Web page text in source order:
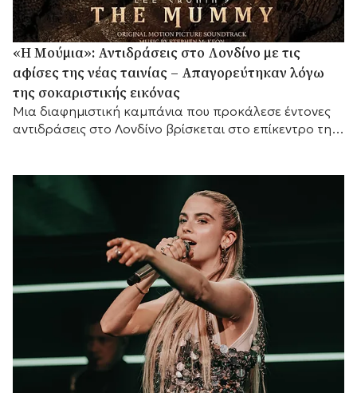
«Η Μούμια»: Αντιδράσεις στο Λονδίνο με τις
αφίσες της νέας ταινίας – Απαγορεύτηκαν λόγω
της σοκαριστικής εικόνας
Μια διαφημιστική καμπάνια που προκάλεσε έντονες
αντιδράσεις στο Λονδίνο βρίσκεται στο επίκεντρο της